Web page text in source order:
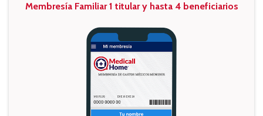
Membresía Familiar 1 titular y hasta 4 beneficiarios